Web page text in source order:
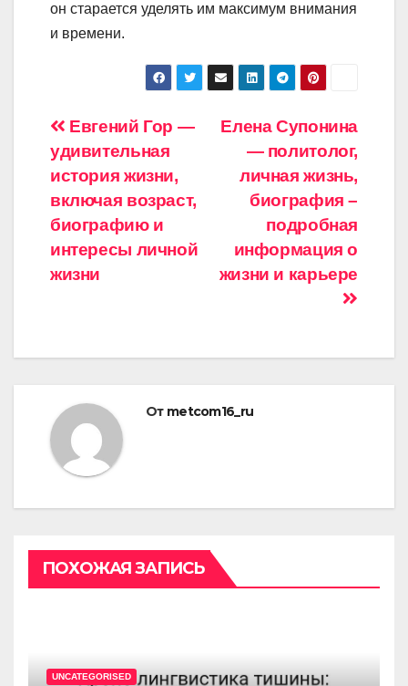
он старается уделять им максимум внимания
и времени.
Навигация
по
записям
Елена Супонина
— политолог,
личная жизнь,
биография –
подробная
информация о
жизни и карьере
Евгений Гор —
удивительная
история жизни,
включая возраст,
биографию и
интересы личной
жизни
От metcom16_ru
ПОХОЖАЯ ЗАПИСЬ
UNCATEGORISED